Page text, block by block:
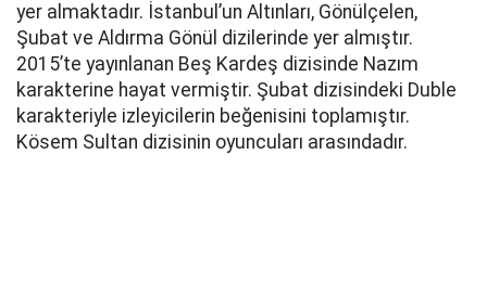
yer almaktadır. İstanbul’un Altınları, Gönülçelen,
Şubat ve Aldırma Gönül dizilerinde yer almıştır.
2015’te yayınlanan Beş Kardeş dizisinde Nazım
karakterine hayat vermiştir. Şubat dizisindeki Duble
karakteriyle izleyicilerin beğenisini toplamıştır.
Kösem Sultan dizisinin oyuncuları arasındadır.